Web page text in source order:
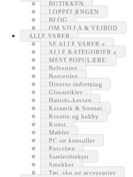
BUTIKKEN
LOPPELÆNGEN
BLOG
OM VILLA & VEJBOD
ALLE VARER
SE ALLE VARER »
ALLE KATEGORIER »
MEST POPULÆRE:
Belysning
Bogreolen
Diverse indretning
Glasartikler
Højtids-kassen
Keramik & Stentøj
Kreativ og hobby
Kunst
Møbler
PC og konsoller
Porcelæn
Samleobjekter
Smykker
Tøj, sko og accessories